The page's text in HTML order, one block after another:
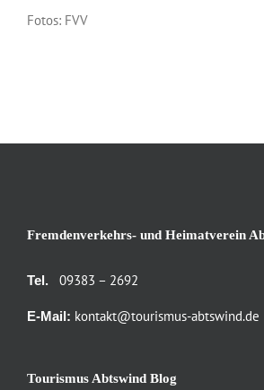
Fotos: FVV
Fremdenverkehrs- und Heimatverein
Tel.09383 – 2692
E-Mail: kontakt@tourismus-abtswind.de
Tourismus Abtswind Blog